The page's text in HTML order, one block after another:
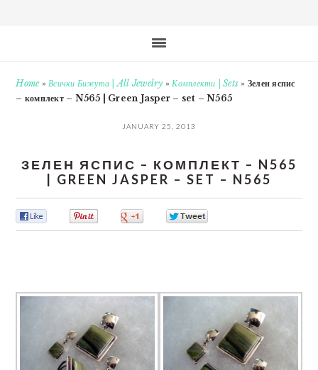
Home»Всички Бижута | All Jewelry »Комплекти | Sets » Зелен яспис
– комплект – N565 | Green Jasper – set – N565
JANUARY 25, 2013
ЗЕЛЕН ЯСПИС – КОМПЛЕКТ – N565
| GREEN JASPER – SET – N565